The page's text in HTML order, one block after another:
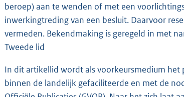
beroep) aan te wenden of met een
inwerkingtreding van een besluit. Daarvoor
vermeden. Bekendmaking is geregeld in met
Tweede lid
In dit artikellid wordt als voorkeursmedium
binnen de landelijk gefaciliteerde en met de